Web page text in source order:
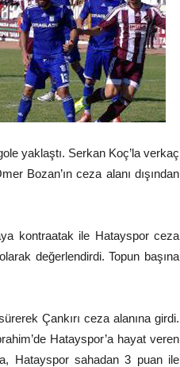
yaklaştı. Serkan Koç’la verkaç
Bozan’ın ceza alanı dışından
kontraatak ile Hatayspor ceza
değerlendirdi. Topun başına
Çankırı ceza alanına girdi.
Hatayspor’a hayat veren
Hatayspor sahadan 3 puan ile